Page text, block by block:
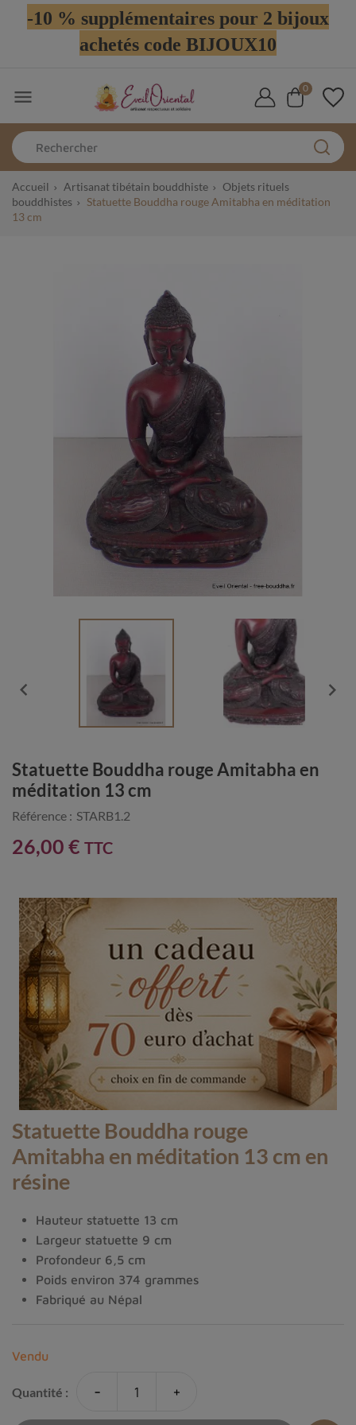
-10 % supplémentaires pour 2 bijoux
achetés code BIJOUX10
 0
Accueil Artisanat tibétain bouddhiste
Objets rituels
bouddhistes
Statuette Bouddha rouge Amitabha en méditation
13 cm
 
Statuette Bouddha rouge Amitabha en
méditation 13 cm
Référence : STARB1.2
26,00 € TTC
Statuette Bouddha rouge
Amitabha en méditation 13 cm en
résine
Hauteur statuette 13 cm
Largeur statuette 9 cm
Profondeur 6,5 cm
Poids environ 374 grammes
Fabriqué au Népal
Vendu
Quantité : - +